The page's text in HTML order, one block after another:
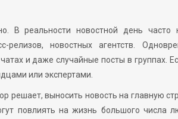
В реальности новостной день часто
релизов, новостных агентств.
и даже случайные посты в группах.
или экспертами.
решает, выносить новость на главную
повлиять на жизнь большого числа